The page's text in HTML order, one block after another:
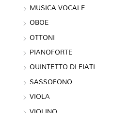
MUSICA VOCALE
OBOE
OTTONI
PIANOFORTE
QUINTETTO DI FIATI
SASSOFONO
VIOLA